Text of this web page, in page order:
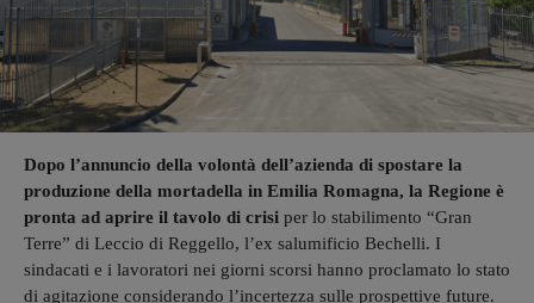
Dopo l’annuncio della volontà dell’azienda di spostare la
produzione della mortadella in Emilia Romagna, la Regione è
pronta ad aprire il tavolo di crisi per lo stabilimento “Gran
Terre” di Leccio di Reggello, l’ex salumificio Bechelli. I
sindacati e i lavoratori nei giorni scorsi hanno proclamato lo stato
di agitazione considerando l’incertezza sulle prospettive future.